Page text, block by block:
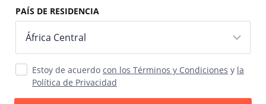
PAÍS DE RESIDENCIA
Estoy de acuerdo con los Términos y Condiciones y la
Política de Privacidad